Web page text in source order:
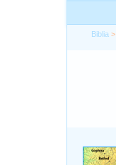
Biblia >